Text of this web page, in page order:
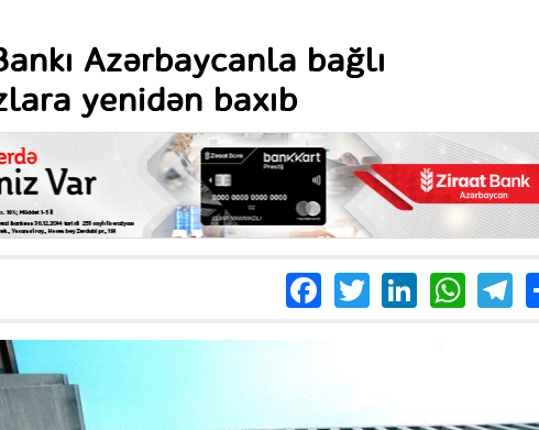
Azərbaycanla bağlı
yenidən baxıb
Facebook
Twitter